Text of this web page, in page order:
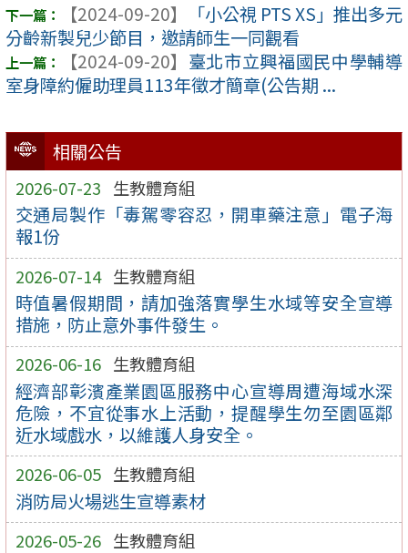
相關公告
2026-07-23 生教體育組
交通局製作「毒駕零容忍，開車藥注意」電子海
報1份
2026-07-14 生教體育組
時值暑假期間，請加強落實學生水域等安全宣導
措施，防止意外事件發生。
2026-06-16 生教體育組
經濟部彰濱產業園區服務中心宣導周遭海域水深
危險，不宜從事水上活動，提醒學生勿至園區鄰
近水域戲水，以維護人身安全。
2026-06-05 生教體育組
消防局火場逃生宣導素材
2026-05-26 生教體育組
【2024-09-20】
「小公視 PTS XS」推出多元
分齡新製兒少節目，邀請師生一同觀看
【2024-09-20】 臺北市立興福國民中學輔導
室身障約僱助理員113年徵才簡章(公告期 ...